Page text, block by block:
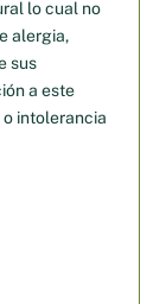
lo cual no
alergia,
sus
a este
intolerancia